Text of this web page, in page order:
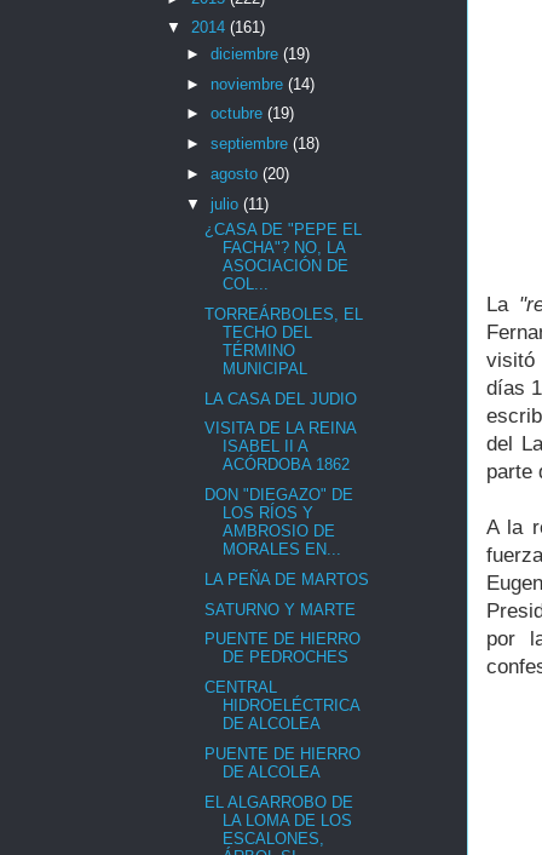
La
visitó
días
del
parte
A la
por
▼ 2014 (161)
► diciembre (19)
► noviembre (14)
► octubre (19)
► septiembre (18)
► agosto (20)
▼ julio (11)
¿CASA DE "PEPE EL
FACHA"? NO, LA
ASOCIACIÓN DE
COL...
TORREÁRBOLES, EL
TECHO DEL
TÉRMINO
MUNICIPAL
LA CASA DEL JUDIO
VISITA DE LA REINA
ISABEL II A
ACÓRDOBA 1862
DON "DIEGAZO" DE
LOS RÍOS Y
AMBROSIO DE
MORALES EN...
LA PEÑA DE MARTOS
SATURNO Y MARTE
PUENTE DE HIERRO
DE PEDROCHES
CENTRAL
HIDROELÉCTRICA
DE ALCOLEA
PUENTE DE HIERRO
DE ALCOLEA
EL ALGARROBO DE
LA LOMA DE LOS
ESCALONES,